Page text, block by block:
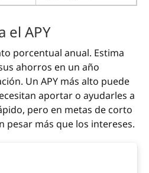
el APY
porcentual anual. Estima
ahorros en un año
Un APY más alto puede
aportar o ayudarles a
pero en metas de corto
pesar más que los intereses.